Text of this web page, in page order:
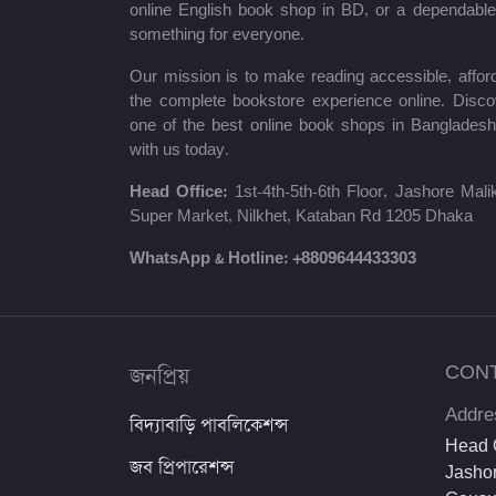
লিজেন্ড পাবলিকেশন্স
Agrodoot & Company
কথাপ্রকাশ
সাইকা পাবলিকেশন্স
সেল্ফ পাবলিকেশন্স
online English book shop in BD, or a
something for everyone.
Our mission is to make reading accessible,
the complete bookstore experience online.
one of the best online book shops in
with us today.
Head Office: 1st-4th-5th-6th Floor, Jashore
Super Market, Nilkhet, Kataban Rd 1205 Dhaka
WhatsApp & Hotline: +8809644433303
জনপ্রিয়
বিদ্যাবাড়ি পাবলিকেশন্স
জব প্রিপারেশন্স
Head